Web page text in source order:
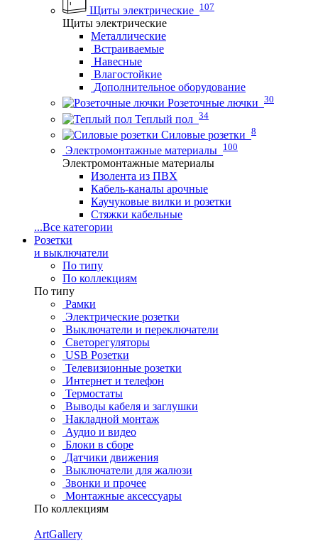
Щиты электрические 107
Щиты электрические
Металлические
Встраиваемые
Навесные
Влагостойкие
Дополнительное оборудование
Розеточные лючки 30
Теплый пол 34
Силовые розетки 8
Электромонтажные материалы 100
Электромонтажные материалы
Изолента из ПВХ
Кабель-каналы арочные
Каучуковые вилки и розетки
Стяжки кабельные
...Все категории
Розетки
и выключатели
По типу
По коллекциям
По типу
Рамки
Электрические розетки
Выключатели и переключатели
Светорегуляторы
USB Розетки
Телевизионные розетки
Интернет и телефон
Термостаты
Выводы кабеля и заглушки
Накладной монтаж
Аудио и видео
Блоки в сборе
Датчики движения
Выключатели для жалюзи
Звонки и прочее
Монтажные аксессуары
По коллекциям
ArtGallery